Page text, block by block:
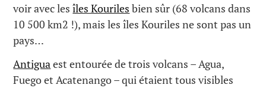
voir avec lesîles Kouriles bien sûr (68 volcans dans
10 500 km2 !), mais les îles Kouriles ne sont pas un
pays…
Antiguaest entourée de trois volcans – Agua,
Fuego et Acatenango – qui étaient tous visibles